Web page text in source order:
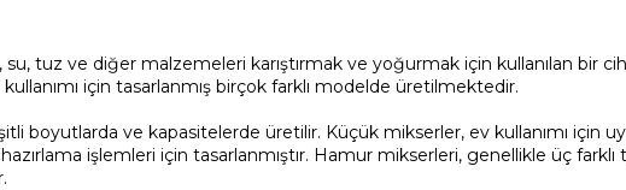
tuz ve diğer malzemeleri karıştırmak ve yoğurmak için kullanılan bir
kullanımı için tasarlanmış birçok farklı modelde üretilmektedir.
boyutlarda ve kapasitelerde üretilir. Küçük mikserler, ev kullanımı için
işlemleri için tasarlanmıştır. Hamur mikserleri, genellikle üç